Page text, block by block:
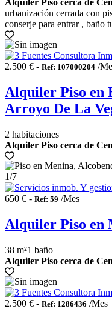
Alquiler Piso cerca de
urbanización cerrada con
conserje para entrar , baño
2.500 € - Ref: 107000204 /
Alquiler Piso en
Arroyo De La
2 habitaciones
Alquiler Piso cerca de
1/7
650 € - Ref: 59 /Mes
Alquiler Piso en
38 m²1 baño
Alquiler Piso cerca de
2.500 € - Ref: 1286436 /Mes